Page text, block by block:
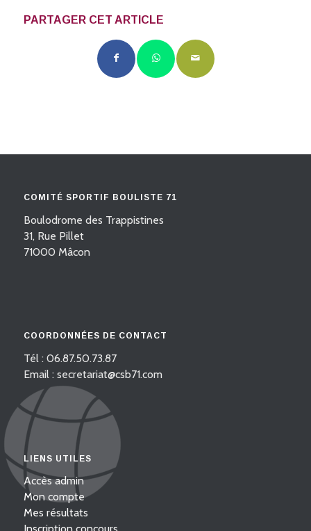
PARTAGER CET ARTICLE
COMITÉ SPORTIF BOULISTE 71
Boulodrome des Trappistines
31, Rue Pillet
71000 Mâcon
COORDONNÉES DE CONTACT
Tél : 06.87.50.73.87
Email : secretariat@csb71.com
LIENS UTILES
Accès admin
Mon compte
Mes résultats